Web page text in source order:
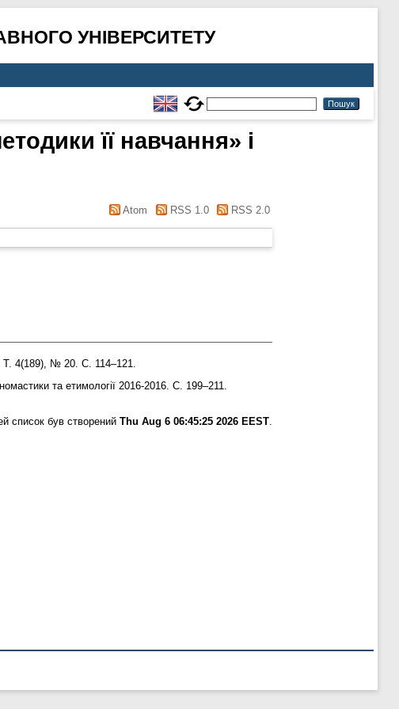
УНІВЕРСИТЕТУ
її навчання» і
Atom RSS 1.0 RSS 2.0
Т. 4(189), № 20. С. 114–121.
та етимології 2016-2016. С. 199–211.
список був створений Thu Aug 6 06:45:25 2026 EEST.